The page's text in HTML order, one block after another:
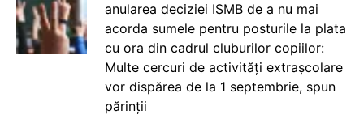
anularea deciziei ISMB de a nu mai
acorda sumele pentru posturile la plata
cu ora din cadrul cluburilor copiilor:
Multe cercuri de activități extrașcolare
vor dispărea de la 1 septembrie, spun
părinții